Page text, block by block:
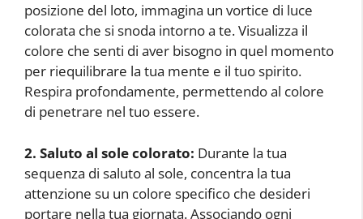
posizione del loto, immagina un vortice di luce
colorata che si snoda intorno a te. Visualizza il
colore che senti di aver bisogno in quel momento
per riequilibrare la tua mente e il tuo spirito.
Respira profondamente, permettendo al colore
di penetrare nel tuo essere.
2. Saluto al sole colorato: Durante la tua
sequenza di saluto al sole, concentra la tua
attenzione su un colore specifico che desideri
portare nella tua giornata. Associando ogni